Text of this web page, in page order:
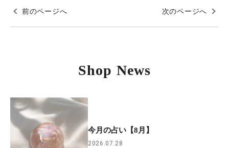
前のページへ 次のページへ
Shop News
今月の占い【8月】
2026.07.28